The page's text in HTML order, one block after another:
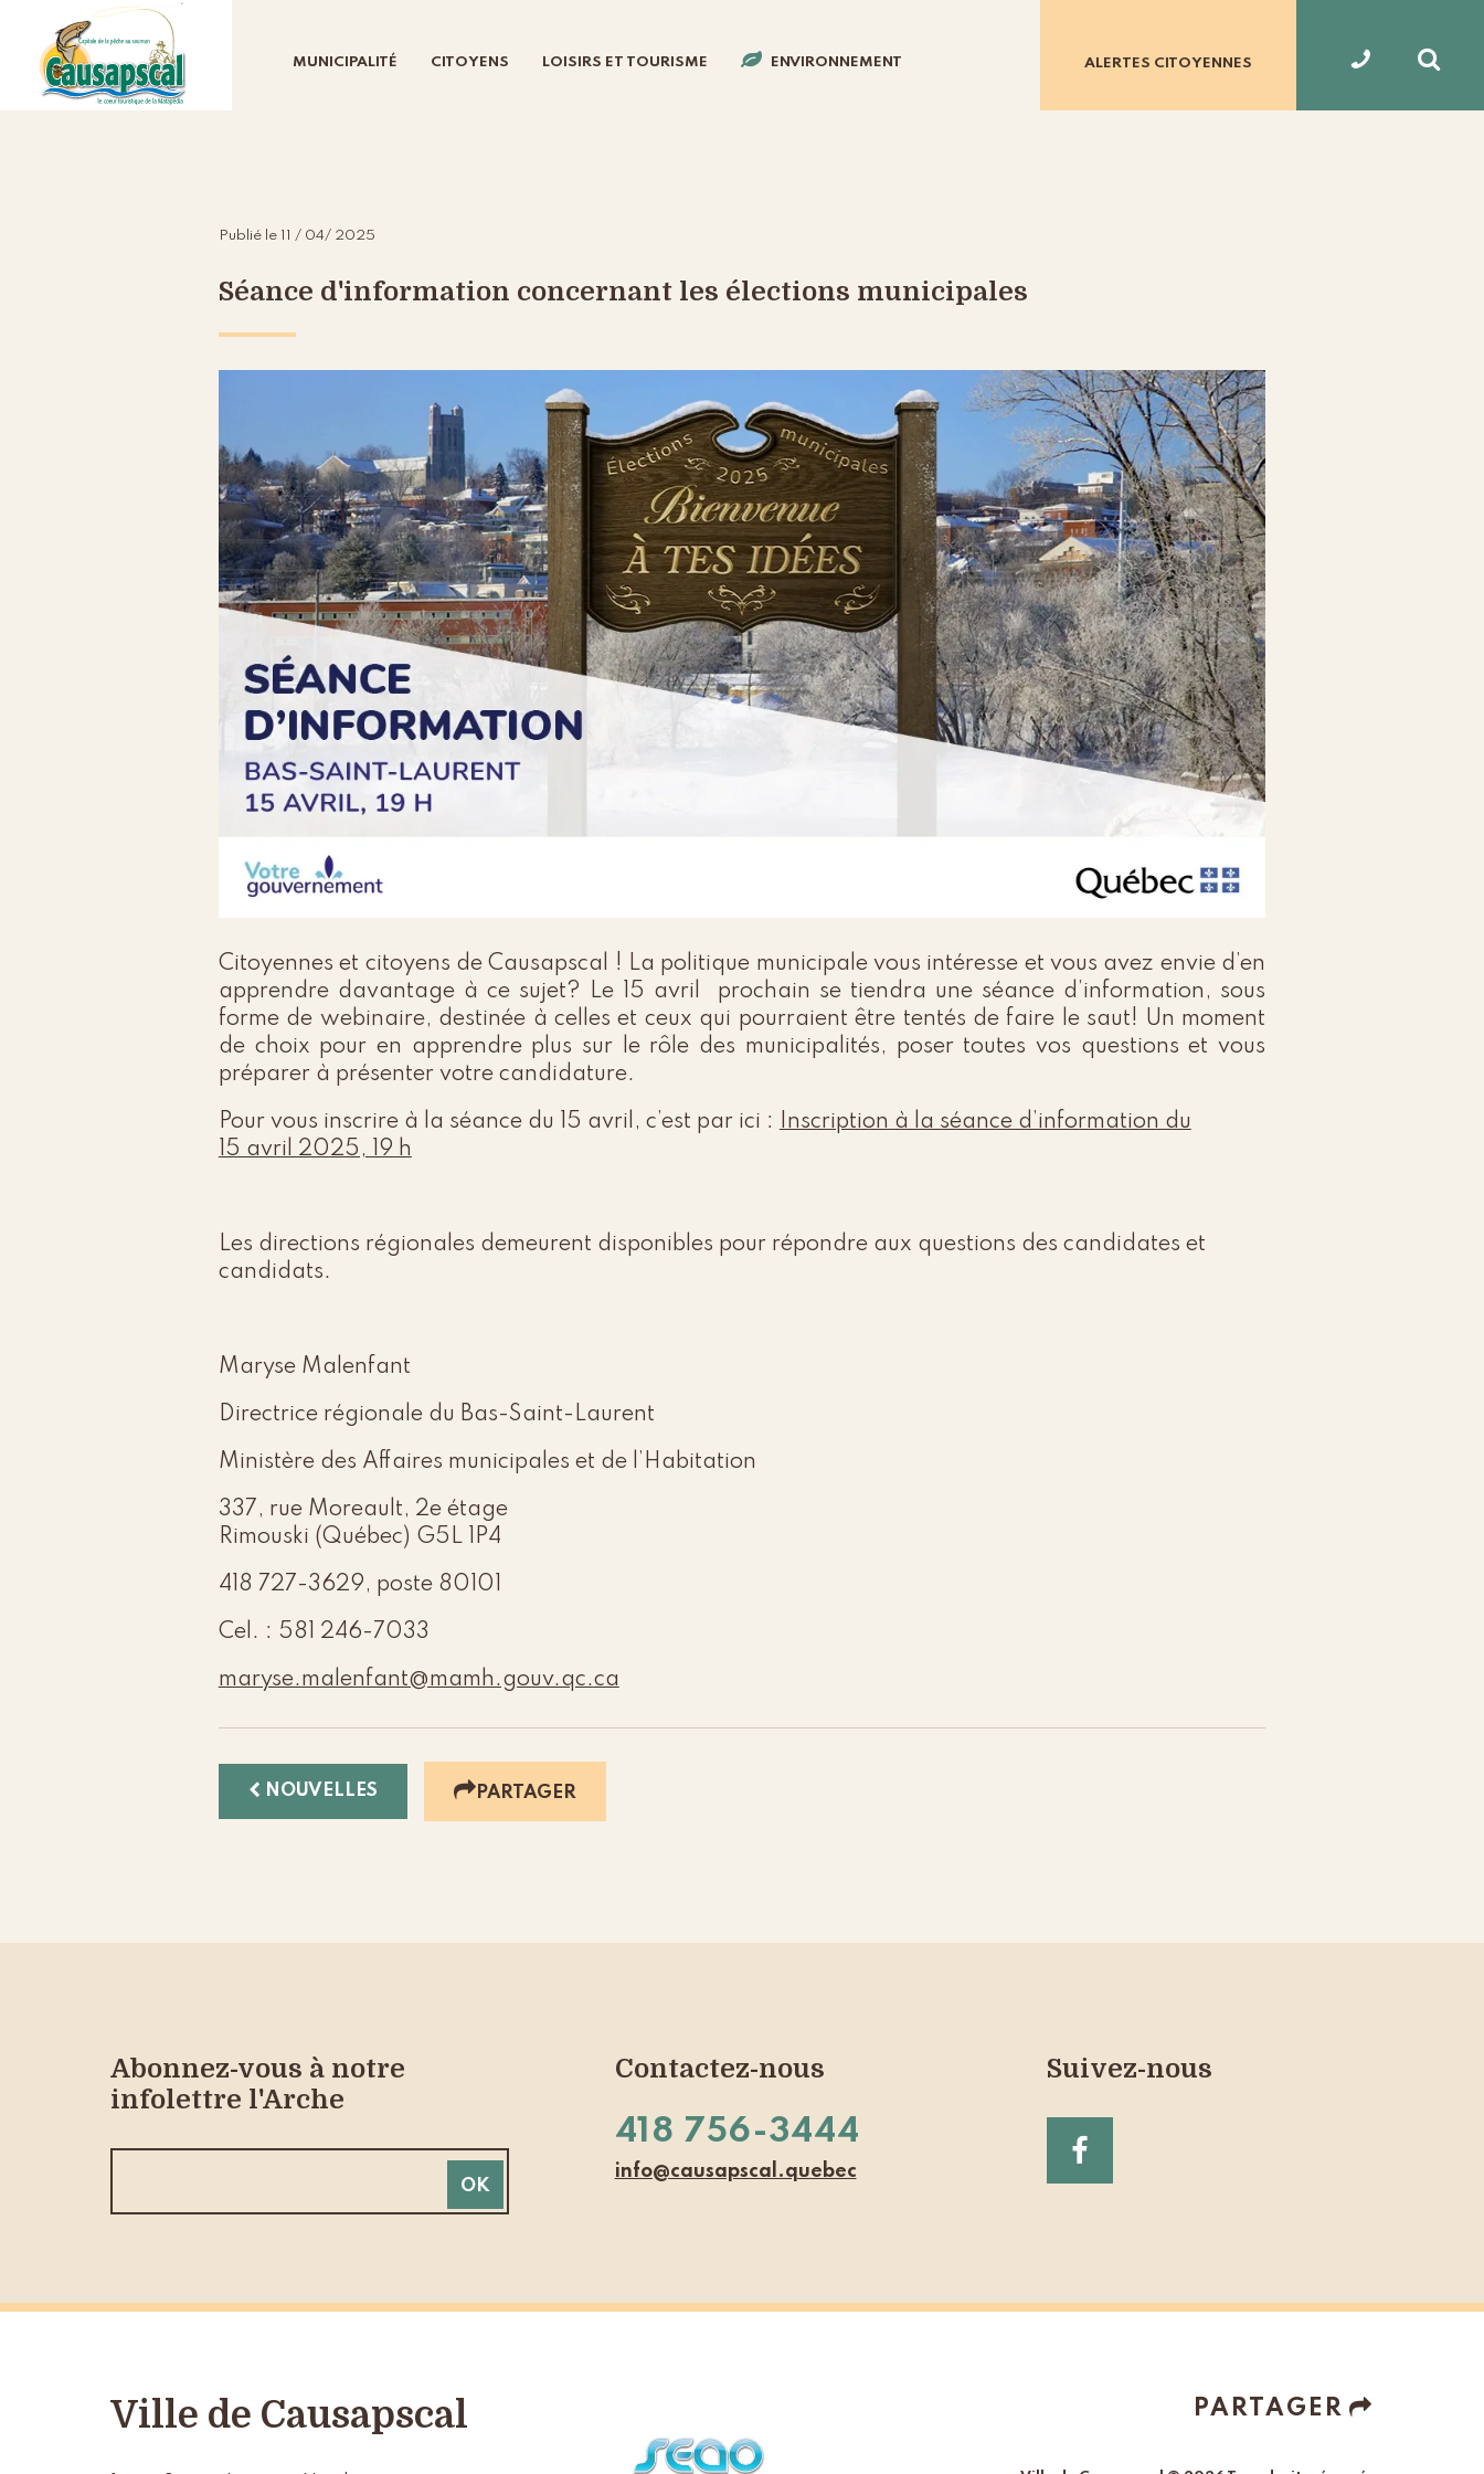
MUNICIPALITÉ CITOYENS LOISIRS ET TOURISME ENVIRONNEMENT ALERTES CITOYENNES
Publié le 11 / 04/ 2025
Séance d'information concernant les élections municipales
Citoyennes et citoyens de Causapscal ! La politique municipale vous intéresse et vous avez envie d’en
apprendre davantage à ce sujet? Le 15 avril prochain se tiendra une séance d’information, sous
forme de webinaire, destinée à celles et ceux qui pourraient être tentés de faire le saut! Un moment
de choix pour en apprendre plus sur le rôle des municipalités, poser toutes vos questions et vous
préparer à présenter votre candidature.
Pour vous inscrire à la séance du 15 avril, c’est par ici : Inscription à la séance d’information du
15 avril 2025, 19 h
Les directions régionales demeurent disponibles pour répondre aux questions des candidates et
candidats.
Maryse Malenfant
Directrice régionale du Bas-Saint-Laurent
Ministère des Affaires municipales et de l’Habitation
337, rue Moreault, 2e étage
Rimouski (Québec) G5L 1P4
418 727-3629, poste 80101
Cel. : 581 246-7033
maryse.malenfant@mamh.gouv.qc.ca
NOUVELLES PARTAGER
Abonnez-vous à notre
infolettre l'Arche
Contactez-nous
418 756-3444
info@causapscal.quebec
Suivez-nous
Ville de Causapscal PARTAGER